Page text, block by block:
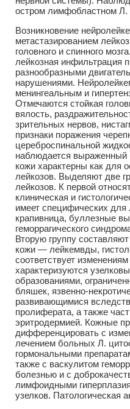
остром лимфобластном Л.
Возникновение
метастазированием
головного и спинного
лейкозная инфильтрация
разнообразными
нарушениями.
менингеальным и
Отмечаются стойкая
вялость,
зрительных нервов,
признаки поражения
цереброспинальной
наблюдается выраженный
кожи характерны как для
лейкозов. Выделяют две
лейкозов. К первой
клиническая и
имеет специфических для
крапивница, буллезные
геморрагического
Вторую группу
кожи — лейкемвды,
соответствует
характеризуются
образованиями,
бляшек, язвенно-
развивающимися
пролиферата, а также
эритродермией. Кожные
дифференцировать с
лечением больных Л.
гормональными
также с васкулитом
болезнью и с
лимфоидными
узелков. Патологическая